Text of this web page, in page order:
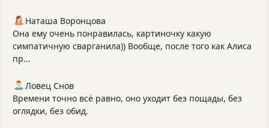
Наташа Воронцова
Она ему очень понравилась, картиночку какую
симпатичную сварганила)) Вообще, после того как Алиса
пр...
Ловец Снов
Времени точно всё равно, оно уходит без пощады, без
оглядки, без обид.